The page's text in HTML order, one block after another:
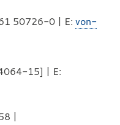
50726-0 | E: von-
15] | E:
|